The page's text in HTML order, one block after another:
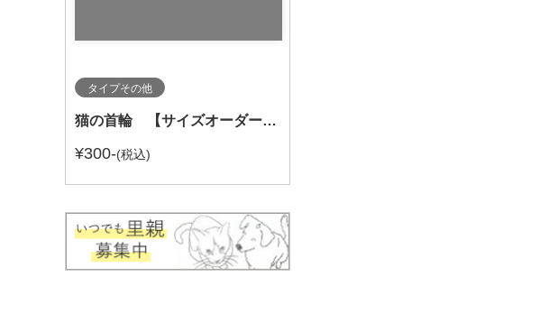
タイプその他
猫の首輪 【サイズオーダーチケット】
¥300-(税込)